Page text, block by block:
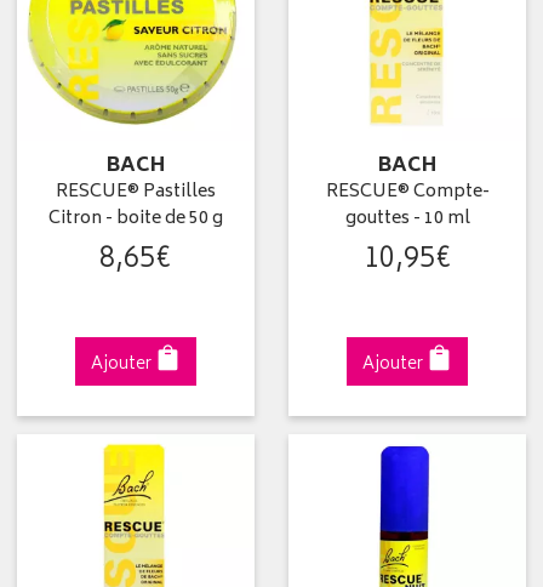
BACH
RESCUE® Pastilles
Citron - boite de 50 g
8,65€
Ajouter
BACH
RESCUE® Compte-
gouttes - 10 ml
10,95€
Ajouter